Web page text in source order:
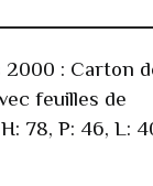
2000 : Carton
feuilles de
78, P: 46, L: